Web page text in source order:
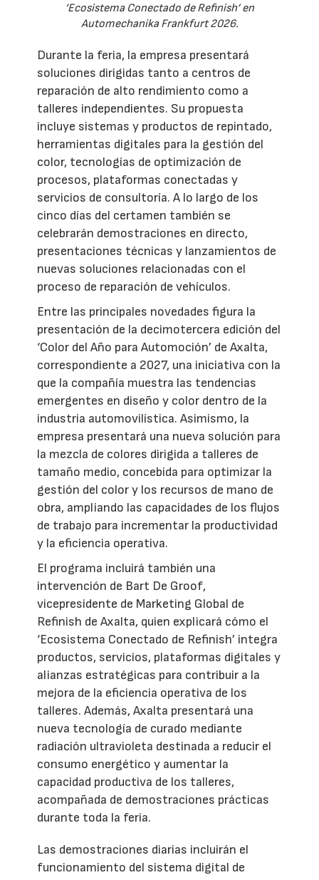
‘Ecosistema Conectado de Refinish’ en
Automechanika Frankfurt 2026.
Durante la feria, la empresa presentará
soluciones dirigidas tanto a centros de
reparación de alto rendimiento como a
talleres independientes. Su propuesta
incluye sistemas y productos de repintado,
herramientas digitales para la gestión del
color, tecnologías de optimización de
procesos, plataformas conectadas y
servicios de consultoría. A lo largo de los
cinco días del certamen también se
celebrarán demostraciones en directo,
presentaciones técnicas y lanzamientos de
nuevas soluciones relacionadas con el
proceso de reparación de vehículos.
Entre las principales novedades figura la
presentación de la decimotercera edición del
‘Color del Año para Automoción’ de Axalta,
correspondiente a 2027, una iniciativa con la
que la compañía muestra las tendencias
emergentes en diseño y color dentro de la
industria automovilística. Asimismo, la
empresa presentará una nueva solución para
la mezcla de colores dirigida a talleres de
tamaño medio, concebida para optimizar la
gestión del color y los recursos de mano de
obra, ampliando las capacidades de los flujos
de trabajo para incrementar la productividad
y la eficiencia operativa.
El programa incluirá también una
intervención de Bart De Groof,
vicepresidente de Marketing Global de
Refinish de Axalta, quien explicará cómo el
‘Ecosistema Conectado de Refinish’ integra
productos, servicios, plataformas digitales y
alianzas estratégicas para contribuir a la
mejora de la eficiencia operativa de los
talleres. Además, Axalta presentará una
nueva tecnología de curado mediante
radiación ultravioleta destinada a reducir el
consumo energético y aumentar la
capacidad productiva de los talleres,
acompañada de demostraciones prácticas
durante toda la feria.
Las demostraciones diarias incluirán el
funcionamiento del sistema digital de